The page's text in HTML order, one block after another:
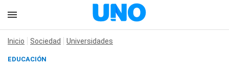
Inicio Sociedad Universidades
EDUCACIÓN